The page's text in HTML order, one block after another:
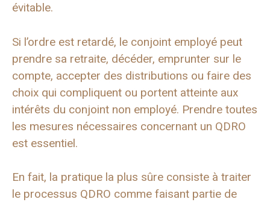
évitable.
Si l’ordre est retardé, le conjoint employé peut
prendre sa retraite, décéder, emprunter sur le
compte, accepter des distributions ou faire des
choix qui compliquent ou portent atteinte aux
intérêts du conjoint non employé. Prendre toutes
les mesures nécessaires concernant un QDRO
est essentiel.
En fait, la pratique la plus sûre consiste à traiter
le processus QDRO comme faisant partie de